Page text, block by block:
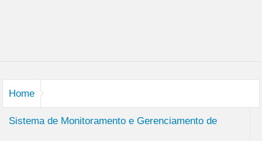
Home
Sistema de Monitoramento e Gerenciamento de